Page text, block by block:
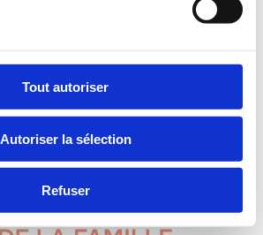
Tout autoriser
Autoriser la sélection
Refuser